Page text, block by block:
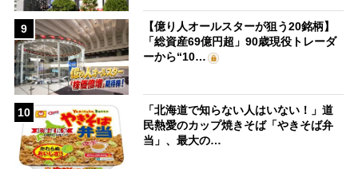
9
【億り人オールスターが狙う20銘柄】
「総資産69億円超」90歳現役トレーダ
ーから“10…
10
「北海道で知らない人はいない！」道
民熱愛のカップ焼きそば「やきそば弁
当」、最大の…